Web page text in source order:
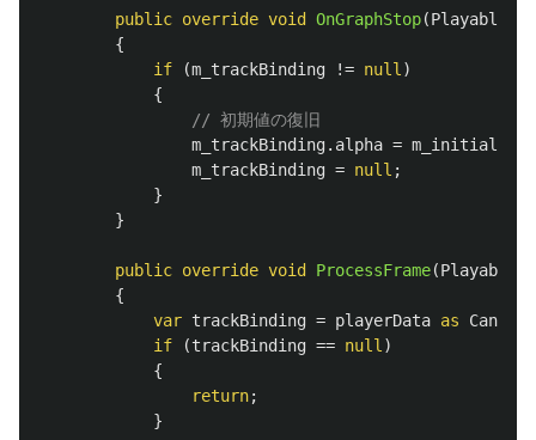
public override void OnGraphStop(Playable
{
if
(m_trackBinding != null )
{
// 初期値の復旧
m_trackBinding. alpha =
m_trackBinding = null ;
}
}
public override void ProcessFrame(Playable
{
var trackBinding = playerData as
if
(trackBinding == null )
{
return;
}